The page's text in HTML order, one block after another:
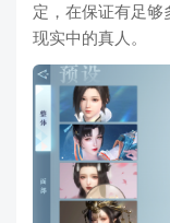
定，在保证有足
现实中的真人。